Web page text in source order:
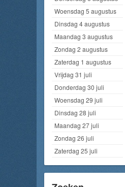
Woensdag 5 augustus
Dinsdag 4 augustus
Maandag 3 augustus
Zondag 2 augustus
Zaterdag 1 augustus
Vrijdag 31 juli
Donderdag 30 juli
Woensdag 29 juli
Dinsdag 28 juli
Maandag 27 juli
Zondag 26 juli
Zaterdag 25 juli